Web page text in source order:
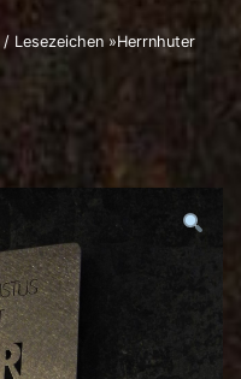
/ Lesezeichen »Herrnhuter